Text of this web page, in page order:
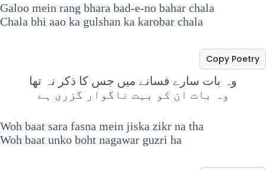
Galoo mein rang bhara bad-e-no bahar chala
Chala bhi aao ka gulshan ka karobar chala
وہ بات سارے فسانے میں جس کا ذکر نہ تھا
وہ بات ان کو بہت ناگوار گزری ہے
Copy Poetry
Woh baat sara fasna mein jiska zikr na tha
Woh baat unko boht nagawar guzri ha